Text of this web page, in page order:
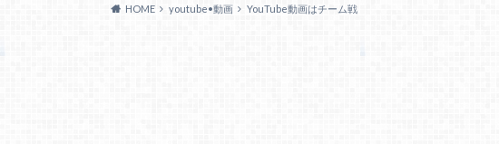
HOME youtube•動画 YouTube動画はチーム戦